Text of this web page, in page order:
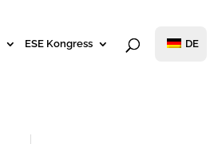
ESE Kongress DE